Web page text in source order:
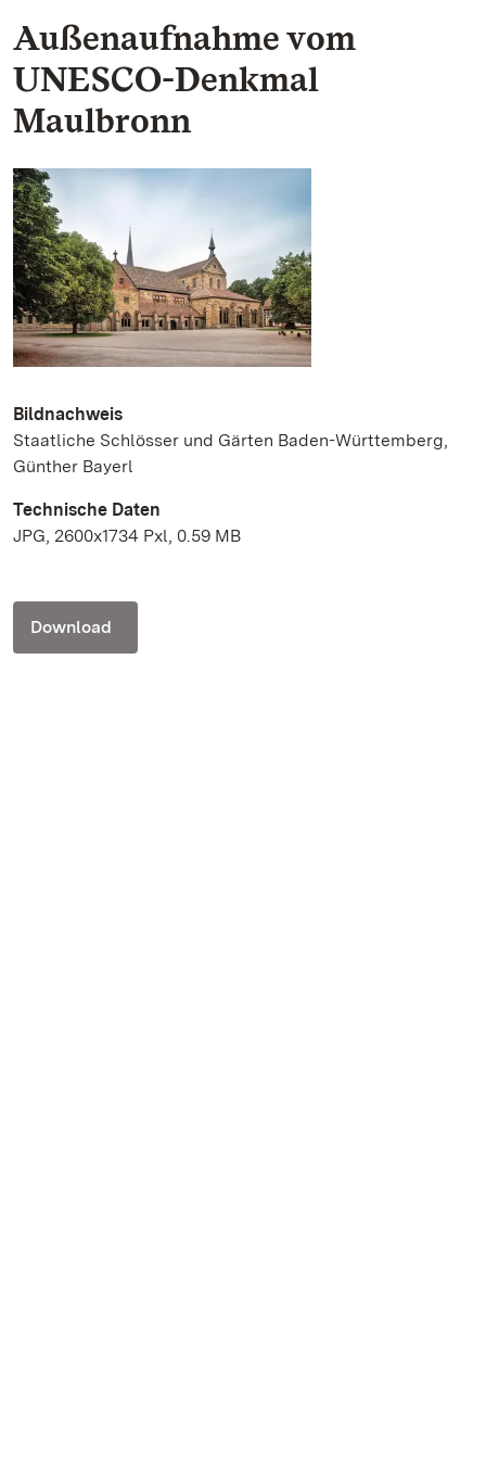
Außenaufnahme vom
UNESCO-Denkmal
Maulbronn
Bildnachweis
Staatliche Schlösser und Gärten Baden-Württemberg,
Günther Bayerl
Technische Daten
JPG, 2600x1734 Pxl, 0.59 MB
Download